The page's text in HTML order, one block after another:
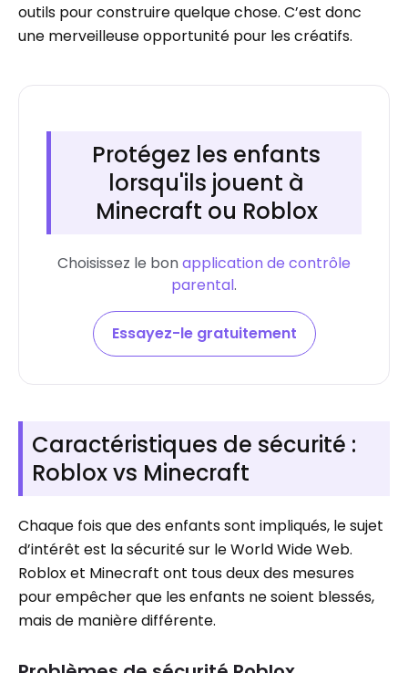
outils pour construire quelque chose. C’est donc
une merveilleuse opportunité pour les créatifs.
Protégez les enfants
lorsqu'ils jouent à
Minecraft ou Roblox
Choisissez le bonapplication de contrôle
parental.
Essayez-le gratuitement
Caractéristiques de sécurité :
Roblox vs Minecraft
Chaque fois que des enfants sont impliqués, le sujet
d’intérêt est la sécurité sur le World Wide Web.
Roblox et Minecraft ont tous deux des mesures
pour empêcher que les enfants ne soient blessés,
mais de manière différente.